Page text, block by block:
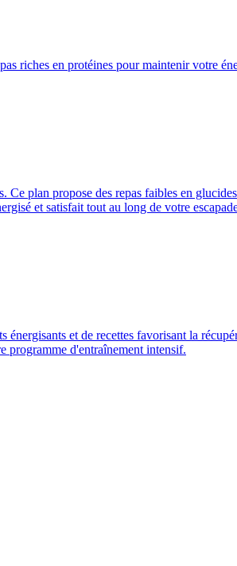
riches en protéines pour maintenir votre
plan propose des repas faibles en
et satisfait tout au long de votre
et de recettes favorisant la
programme d'entraînement intensif.